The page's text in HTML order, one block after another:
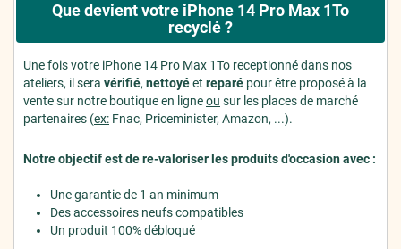
Que devient votre iPhone 14 Pro Max 1To
recyclé ?
Une fois votre iPhone 14 Pro Max 1To receptionné dans nos
ateliers, il sera vérifié, nettoyéet reparé pour être proposé à la
vente sur notre boutique en ligneou sur les places de marché
partenaires (ex: Fnac, Priceminister, Amazon, ...).
Notre objectif est de re-valoriser les produits d'occasion avec :
Une garantie de 1 an minimum
Des accessoires neufs compatibles
Un produit 100% débloqué